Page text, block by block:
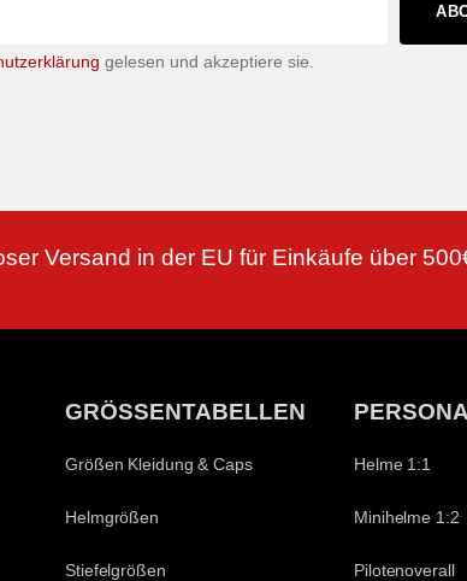
gelesen und akzeptiere sie.
Versand in der EU für Einkäufe über
GRÖSSENTABELLEN
Größen Kleidung & Caps
Helmgrößen
Stiefelgrößen
Helme 1:1
Minihelme 1:2
Pilotenoverall